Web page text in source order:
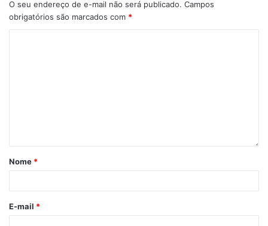
movimento cresça a cada ano e se torne uma tradição
regional”,afirmou Simone Alves, diretora do Instituto Ecos
O seu endereço de e-mail não será publicado. Campos
obrigatórios são marcados com *
Nome *
E-mail *